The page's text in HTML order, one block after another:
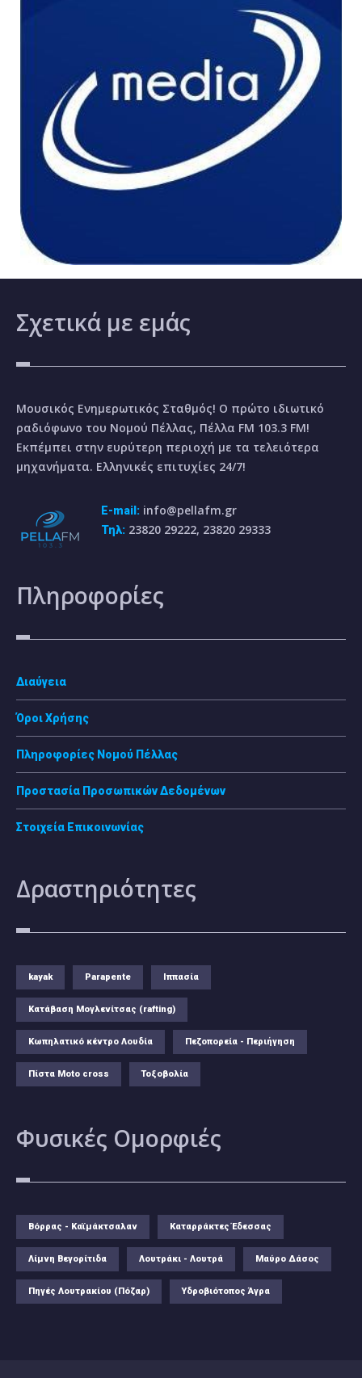
Σχετικά με εμάς
Μουσικός Ενημερωτικός Σταθμός! Ο πρώτο ιδιωτικό
ραδιόφωνο του Νομού Πέλλας, Πέλλα FM 103.3 FM!
Εκπέμπει στην ευρύτερη περιοχή με τα τελειότερα
μηχανήματα. Ελληνικές επιτυχίες 24/7!
E-mail: info@pellafm.gr
Τηλ: 23820 29222, 23820 29333
Πληροφορίες
Διαύγεια
Όροι Χρήσης
Πληροφορίες Νομού Πέλλας
Προστασία Προσωπικών Δεδομένων
Στοιχεία Επικοινωνίας
Δραστηριότητες
kayak Parapente Ιππασία
Κατάβαση Μογλενίτσας (rafting)
Κωπηλατικό κέντρο Λουδία Πεζοπορεία - Περιήγηση
Πίστα Moto cross Τοξοβολία
Φυσικές Ομορφιές
Βόρρας - Καϊμάκτσαλαν Καταρράκτες Έδεσσας
Λίμνη Βεγορίτιδα Λουτράκι - Λουτρά Μαύρο Δάσος
Πηγές Λουτρακίου (Πόζαρ) Υδροβιότοπος Άγρα